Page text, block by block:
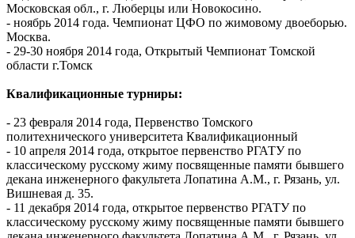
Московская обл., г. Люберцы или Новокосино.
- ноябрь 2014 года. Чемпионат ЦФО по жимовому двоеборью.
Москва.
- 29-30 ноября 2014 года, Открытый Чемпионат Томской
области г.Томск
Квалификационные турниры:
- 23 февраля 2014 года, Первенство Томского
политехнического университета Квалификационный
- 10 апреля 2014 года, открытое первенство РГАТУ по
классическому русскому жиму посвященные памяти бывшего
декана инженерного факультета Лопатина А.М., г. Рязань, ул.
Вишневая д. 35.
- 11 декабря 2014 года, открытое первенство РГАТУ по
классическому русскому жиму посвященные памяти бывшего